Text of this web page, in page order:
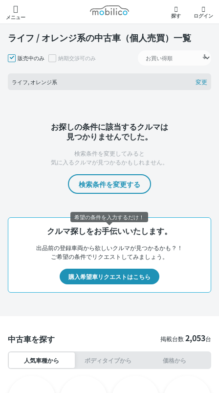
メニュー
モビリコ
探す ログイン
ライフ / オレンジ系の中古車（個人売買）一覧
販売中のみ 納期交渉可のみ
ライフ, オレンジ系 変更
お探しの条件に該当するクルマは
見つかりませんでした。
検索条件を変更してみると
気に入るクルマが見つかるかもしれません。
検索条件を変更する
クルマ探しをお手伝いいたします。
出品前の登録車両から欲しいクルマが見つかるかも？！
ご希望の条件でリクエストしてみましょう。
購入希望車リクエストはこちら
中古車を探す 掲載台数2,053台
人気車種から ボディタイプから 価格から
希望の条件を入力するだけ！